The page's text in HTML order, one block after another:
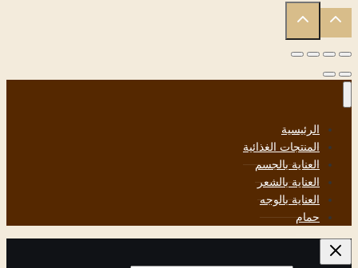
الرئيسية
المنتجات الغذائية
العناية بالجسم
العناية بالشعر
العناية بالوجه
حمام